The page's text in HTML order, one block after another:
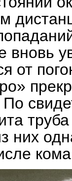
вновь
от
них